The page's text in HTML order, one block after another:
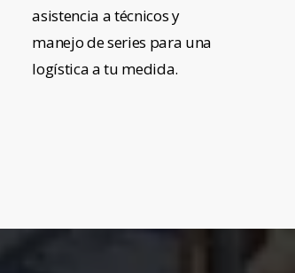
asistencia a técnicos y
manejo de series para una
logística a tu medida.